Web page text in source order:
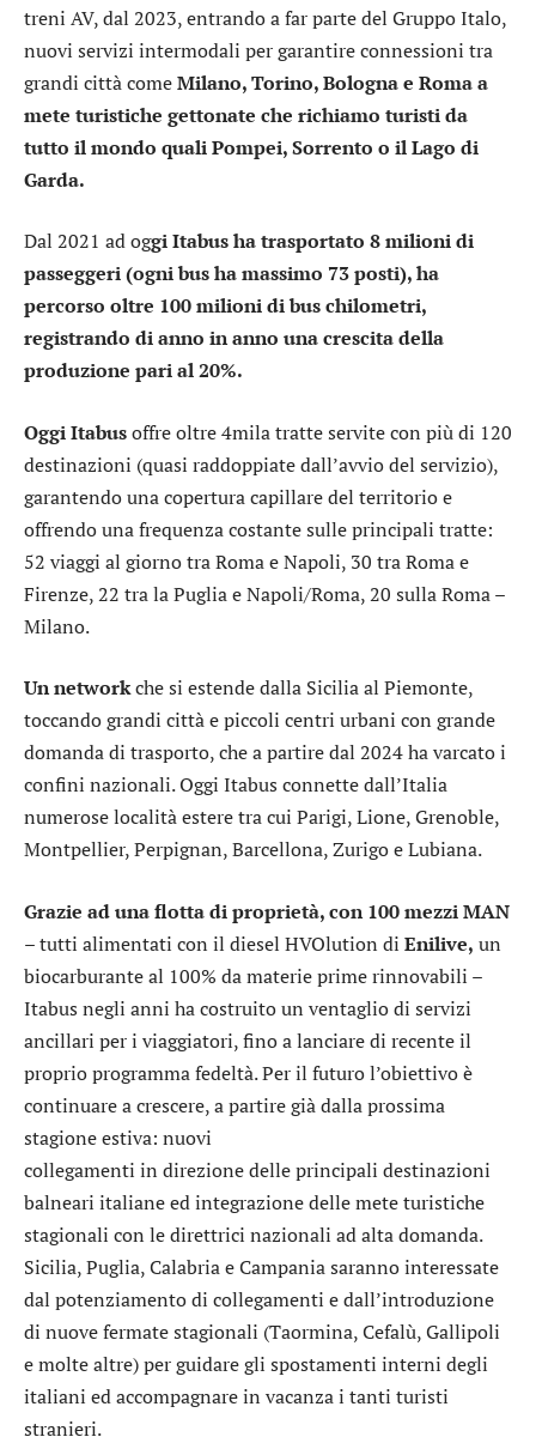
treni AV, dal 2023, entrando a far parte del Gruppo Italo,
nuovi servizi intermodali per garantire connessioni tra
grandi città comeMilano, Torino, Bologna e Roma a
mete turistiche gettonate che richiamo turisti da
tutto il mondo quali Pompei, Sorrento o il Lago di
Garda.
Dal 2021 ad oggi Itabus ha trasportato 8 milioni di
passeggeri (ogni bus ha massimo 73 posti), ha
percorso oltre 100 milioni di bus chilometri,
registrando di anno in anno una crescita della
produzione pari al 20%.
Oggi Itabusoffre oltre 4mila tratte servite con più di 120
destinazioni (quasi raddoppiate dall’avvio del servizio),
garantendo una copertura capillare del territorio e
offrendo una frequenza costante sulle principali tratte:
52 viaggi al giorno tra Roma e Napoli, 30 tra Roma e
Firenze, 22 tra la Puglia e Napoli/Roma, 20 sulla Roma –
Milano.
Un networkche si estende dalla Sicilia al Piemonte,
toccando grandi città e piccoli centri urbani con grande
domanda di trasporto, che a partire dal 2024 ha varcato i
confini nazionali. Oggi Itabus connette dall’Italia
numerose località estere tra cui Parigi, Lione, Grenoble,
Montpellier, Perpignan, Barcellona, Zurigo e Lubiana.
Grazie ad una flotta di proprietà, con 100 mezzi MAN
– tutti alimentati con il diesel HVOlution di Enilive, un
biocarburante al 100% da materie prime rinnovabili –
Itabus negli anni ha costruito un ventaglio di servizi
ancillari per i viaggiatori, fino a lanciare di recente il
proprio programma fedeltà. Per il futuro l’obiettivo è
continuare a crescere, a partire già dalla prossima
stagione estiva: nuovi
collegamenti in direzione delle principali destinazioni
balneari italiane ed integrazione delle mete turistiche
stagionali con le direttrici nazionali ad alta domanda.
Sicilia, Puglia, Calabria e Campania saranno interessate
dal potenziamento di collegamenti e dall’introduzione
di nuove fermate stagionali (Taormina, Cefalù, Gallipoli
e molte altre) per guidare gli spostamenti interni degli
italiani ed accompagnare in vacanza i tanti turisti
stranieri.